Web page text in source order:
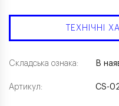
ТЕХНІЧНІ
Складська ознака:
Артикул:
В
CS-